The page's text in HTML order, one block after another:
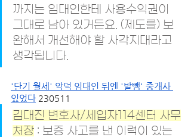
까지는 임대인한테 사용수익권이
그대로 남아 있거든요. (제도를) 보
완해서 개선해야 할 사각지대라고
생각됩니다.
'단기 월세' 악덕 임대인 뒤엔 '발뺌' 중개사
있었다 230511
김대진 변호사/세입자114센터 사무
처장 : 보증 사고를 낸 이력이 있는